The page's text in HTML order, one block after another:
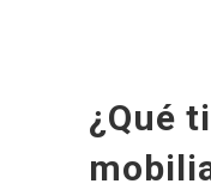
¿Qué